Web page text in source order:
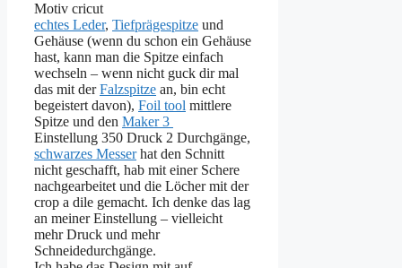
Motiv cricut
echtes Leder, Tiefprägespitze und
Gehäuse (wenn du schon ein Gehäuse
hast, kann man die Spitze einfach
wechseln – wenn nicht guck dir mal
das mit derFalzspitze an, bin echt
begeistert davon), Foil tool mittlere
Spitze und den Maker 3
Einstellung 350 Druck 2 Durchgänge,
schwarzes Messerhat den Schnitt
nicht geschafft, hab mit einer Schere
nachgearbeitet und die Löcher mit der
crop a dile gemacht. Ich denke das lag
an meiner Einstellung – vielleicht
mehr Druck und mehr
Schneidedurchgänge.